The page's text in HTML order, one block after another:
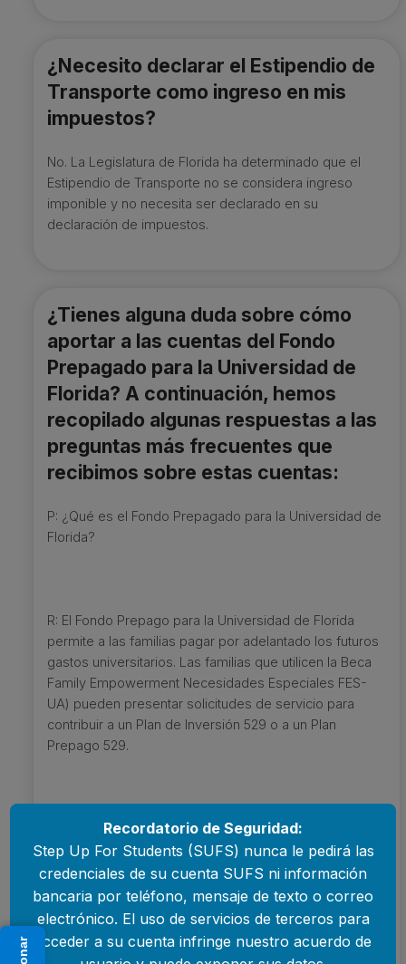
Donar
¿Necesito declarar el Estipendio de
Transporte como ingreso en mis
impuestos?
No. La Legislatura de Florida ha determinado que el
Estipendio de Transporte no se considera ingreso
imponible y no necesita ser declarado en su
declaración de impuestos.
¿Tienes alguna duda sobre cómo
aportar a las cuentas del Fondo
Prepagado para la Universidad de
Florida? A continuación, hemos
recopilado algunas respuestas a las
preguntas más frecuentes que
recibimos sobre estas cuentas:
P: ¿Qué es el Fondo Prepagado para la Universidad de
Florida?
R: El Fondo Prepago para la Universidad de Florida
permite a las familias pagar por adelantado los futuros
gastos universitarios. Las familias que utilicen la Beca
Family Empowerment Necesidades Especiales FES-
UA) pueden presentar solicitudes de servicio para
contribuir a un Plan de Inversión 529 o a un Plan
Prepago 529.
P: ¿Qué cambios se están produciendo en las
opciones de reembolso del Plan 529 de prepago?
R: Step Up está eliminando gradualmente la opción de
reembolso para las aportaciones al Plan 529
Recordatorio de Seguridad:
Step Up For Students (SUFS) nunca le pedirá las
credenciales de su cuenta SUFS ni información
bancaria por teléfono, mensaje de texto o correo
electrónico. El uso de servicios de terceros para
acceder a su cuenta infringe nuestro acuerdo de